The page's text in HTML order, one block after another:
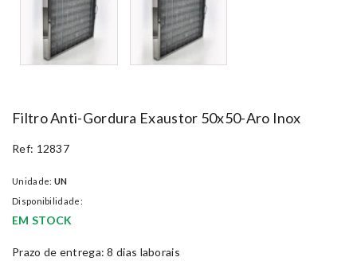
Filtro Anti-Gordura Exaustor 50x50-Aro Inox
Ref: 12837
Unidade: UN
Disponibilidade:
EM STOCK
Prazo de entrega: 8 dias laborais